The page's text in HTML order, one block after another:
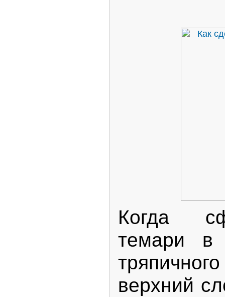
Когда
темари в
верхний